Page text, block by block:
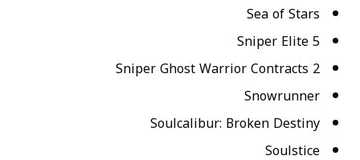
Sea of Stars
Sniper Elite 5
Sniper Ghost Warrior Contracts 2
Snowrunner
Soulcalibur: Broken Destiny
Soulstice